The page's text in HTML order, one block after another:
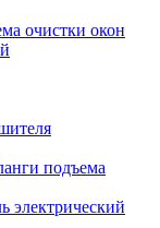
очистки окон
подъема
электрический